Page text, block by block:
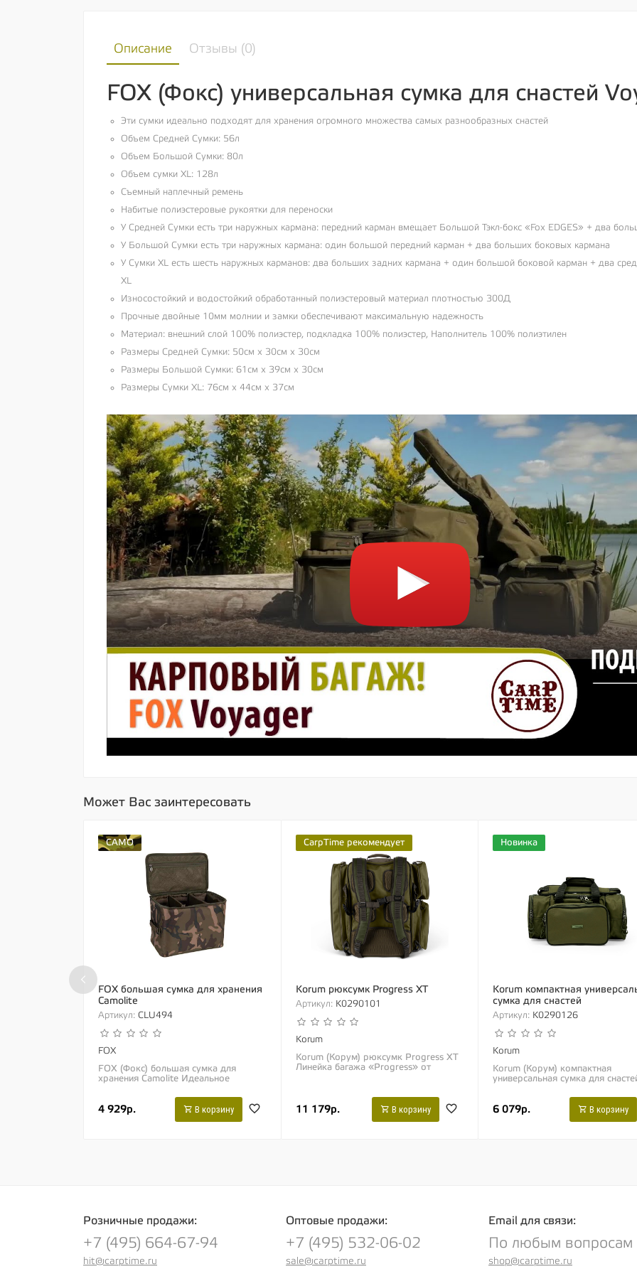
Описание Отзывы (0)
FOX (Фокс) универсальная сумка для снастей
Эти сумки идеально подходят для хранения огромного множества самых разнообразных снастей
Объем Средней Сумки: 56л
Объем Большой Сумки: 80л
Объем сумки XL: 128л
Съемный наплечный ремень
Набитые полиэстеровые рукоятки для переноски
У Средней Сумки есть три наружных кармана: передний карман вмещает Большой Тэкл-бокс «Fox EDGES» + два
У Большой Сумки есть три наружных кармана: один большой передний карман + два больших боковых кармана
У Сумки XL есть шесть наружных карманов: два больших задних кармана + один большой боковой карман + два
XL
Износостойкий и водостойкий обработанный полиэстеровый материал плотностью 300Д
Прочные двойные 10мм молнии и замки обеспечивают максимальную надежность
Материал: внешний слой 100% полиэстер, подкладка 100% полиэстер, Наполнитель 100% полиэтилен
Размеры Средней Сумки: 50см х 30см х 30см
Размеры Большой Сумки: 61см х 39см х 30см
Размеры Сумки XL: 76см х 44см х 37см
Может Вас заинтересовать
CAMO
FOX большая сумка для хранения
Camolite
Артикул: CLU494
FOX
FOX (Фокс) большая сумка для
хранения Camolite Идеальное
предметов, как приманки и продукты
питания Размер сумки был...
4 929р. В корзину
CarpTime рекомендует
Korum рюксумк Progress XT
Артикул:K0290101
Korum
Korum (Корум) рюксумк Progress XT
Линейка багажа «Progress» от
11 179р. В корзину
Новинка
Korum компактная
сумка для снастей
Артикул: K0290126
Korum
Korum (Корум) компактная
универсальная сумка для
компании «Korum» является...
6 079р. В корзину
‹
Розничные продажи:
+7 (495) 664-67-94
hit@carptime.ru
Оптовые продажи:
+7 (495) 532-06-02
sale@carptime.ru
Email для связи:
По любым вопросам
shop@carptime.ru